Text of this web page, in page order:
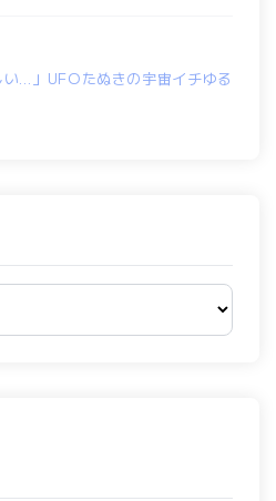
い…」UFOたぬきの宇宙イチゆる